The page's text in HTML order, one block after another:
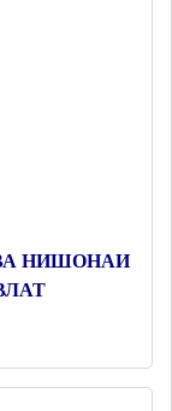
НИШОНАИ